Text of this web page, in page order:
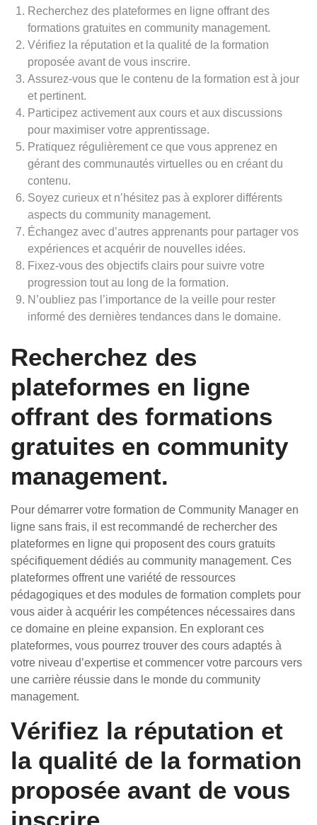
Recherchez des plateformes en ligne offrant des
formations gratuites en community management.
Vérifiez la réputation et la qualité de la formation
proposée avant de vous inscrire.
Assurez-vous que le contenu de la formation est à jour
et pertinent.
Participez activement aux cours et aux discussions
pour maximiser votre apprentissage.
Pratiquez régulièrement ce que vous apprenez en
gérant des communautés virtuelles ou en créant du
contenu.
Soyez curieux et n’hésitez pas à explorer différents
aspects du community management.
Échangez avec d’autres apprenants pour partager vos
expériences et acquérir de nouvelles idées.
Fixez-vous des objectifs clairs pour suivre votre
progression tout au long de la formation.
N’oubliez pas l’importance de la veille pour rester
informé des dernières tendances dans le domaine.
Recherchez des
plateformes en ligne
offrant des formations
gratuites en community
management.
Pour démarrer votre formation de Community Manager en
ligne sans frais, il est recommandé de rechercher des
plateformes en ligne qui proposent des cours gratuits
spécifiquement dédiés au community management. Ces
plateformes offrent une variété de ressources
pédagogiques et des modules de formation complets pour
vous aider à acquérir les compétences nécessaires dans
ce domaine en pleine expansion. En explorant ces
plateformes, vous pourrez trouver des cours adaptés à
votre niveau d’expertise et commencer votre parcours vers
une carrière réussie dans le monde du community
management.
Vérifiez la réputation et
la qualité de la formation
proposée avant de vous